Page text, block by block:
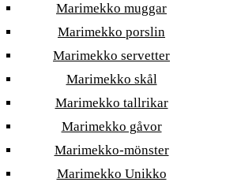
Marimekko muggar
Marimekko porslin
Marimekko servetter
Marimekko skål
Marimekko tallrikar
Marimekko gåvor
Marimekko-mönster
Marimekko Unikko